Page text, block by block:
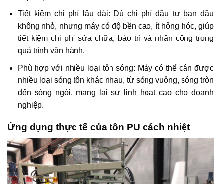
Tiết kiệm chi phí lâu dài: Dù chi phí đầu tư ban đầu
không nhỏ, nhưng máy có độ bền cao, ít hỏng hóc, giúp
tiết kiệm chi phí sửa chữa, bảo trì và nhân công trong
quá trình vận hành.
Phù hợp với nhiều loại tôn sóng: Máy có thể cán được
nhiều loại sóng tôn khác nhau, từ sóng vuông, sóng tròn
đến sóng ngói, mang lại sự linh hoạt cao cho doanh
nghiệp.
Ứng dụng thực tế của tôn PU cách nhiệt